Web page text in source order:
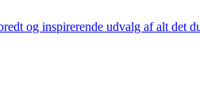
og inspirerende udvalg af alt det